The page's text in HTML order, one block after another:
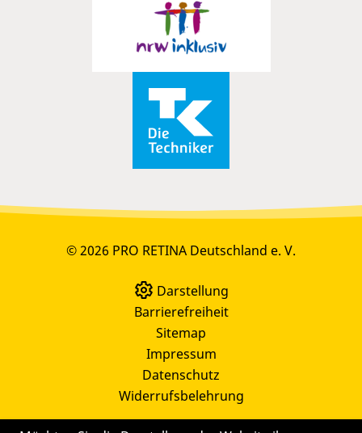
© 2026 PRO RETINA Deutschland e. V.
Darstellung
Barrierefreiheit
Sitemap
Impressum
Datenschutz
Widerrufsbelehrung